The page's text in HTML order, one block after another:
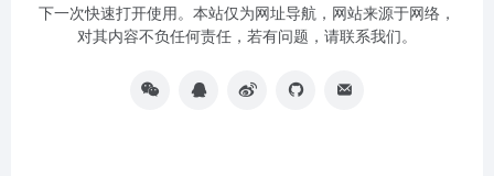
下一次快速打开使用。本站仅为网址导航，网站来源于网络，
对其内容不负任何责任，若有问题，请联系我们。